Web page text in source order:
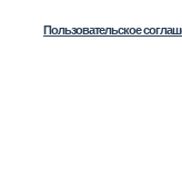
Пользовательское